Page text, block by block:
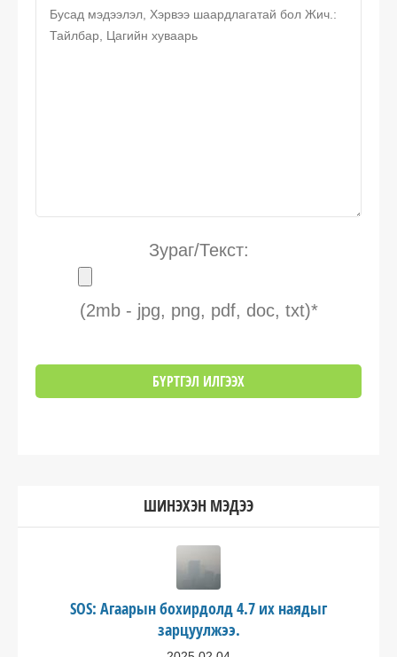
Зураг/Текст:
(2mb - jpg, png, pdf, doc, txt)*
ШИНЭХЭН МЭДЭЭ
SOS: Агаарын бохирдолд 4.7 их наядыг
зарцуулжээ.